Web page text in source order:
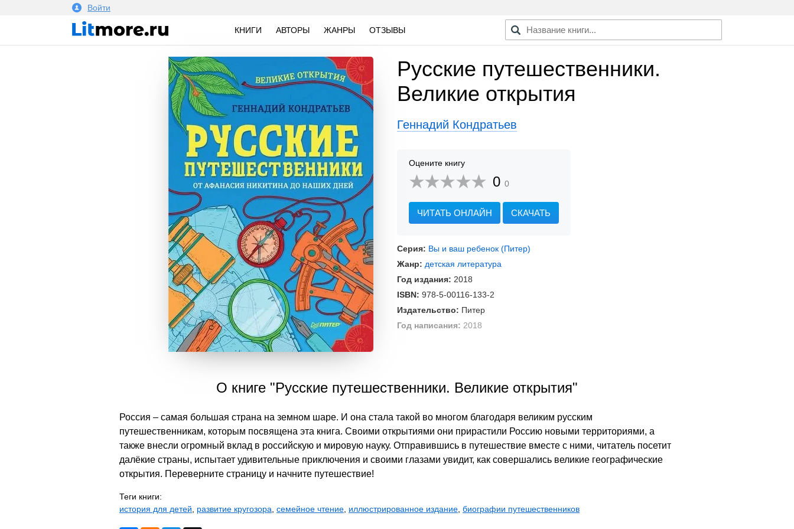
Войти
КНИГИ АВТОРЫ ЖАНРЫ ОТЗЫВЫ
Русские путешественники.
Великие открытия
Геннадий Кондратьев
Оцените книгу
0 0
ЧИТАТЬ ОНЛАЙН СКАЧАТЬ
Серия: Вы и ваш ребенок (Питер)
Жанр: детская литература
Год издания: 2018
ISBN: 978-5-00116-133-2
Издательство: Питер
Год написания: 2018
О книге "Русские путешественники. Великие открытия"
Россия – самая большая страна на земном шаре. И она стала такой во многом благодаря великим русским
путешественникам, которым посвящена эта книга. Своими открытиями они прирастили Россию новыми территориями, а
также внесли огромный вклад в российскую и мировую науку. Отправившись в путешествие вместе с ними, читатель посетит
далёкие страны, испытает удивительные приключения и своими глазами увидит, как совершались великие географические
открытия. Переверните страницу и начните путешествие!
Теги книги:
история для детей
развитие кругозора семейное чтение иллюстрированное издание биографии путешественников